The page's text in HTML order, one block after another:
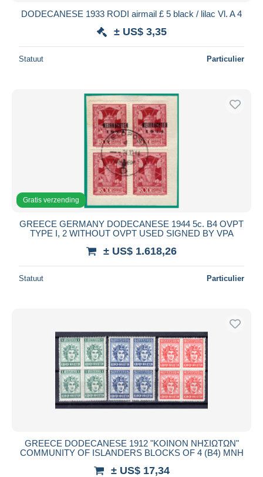
DODECANESE 1933 RODI airmail £ 5 black / lilac Vl. A 4
± US$ 3,35
Statuut Particulier
Gratis verzending
GREECE GERMANY DODECANESE 1944 5c. B4 OVPT
TYPE I, 2 WITHOUT OVPT USED SIGNED BY VPA
± US$ 1.618,26
Statuut Particulier
GREECE DODECANESE 1912 "ΚΟΙΝΟΝ ΝΗΣΙΩΤΩΝ"
COMMUNITY OF ISLANDERS BLOCKS OF 4 (B4) MNH
± US$ 17,34